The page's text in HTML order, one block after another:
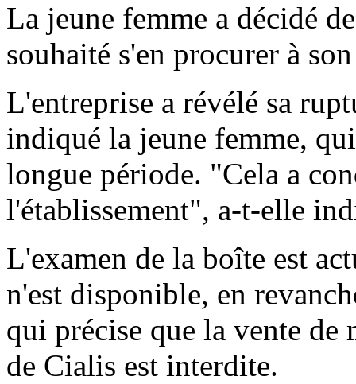
La jeune femme a décidé
souhaité s'en procurer à
L'entreprise a révélé sa
indiqué la jeune femme,
longue période. "Cela a
l'établissement", a-t-elle
L'examen de la boîte est
n'est disponible, en
qui précise que la vente de
de Cialis est interdite.